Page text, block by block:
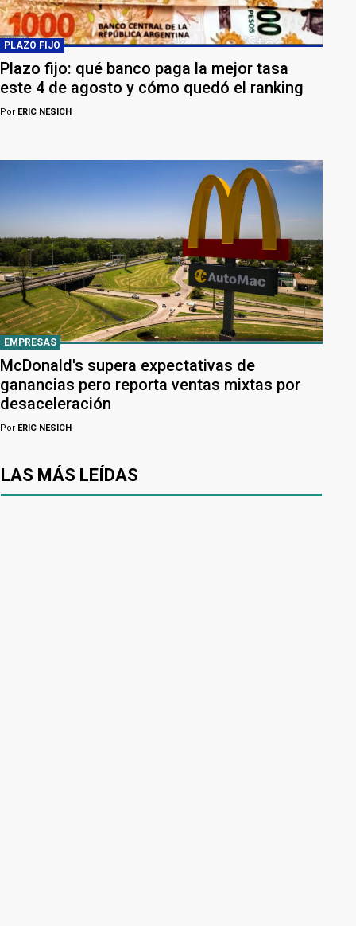
PLAZO FIJO
Plazo fijo: qué banco paga la mejor tasa
este 4 de agosto y cómo quedó el ranking
Por ERIC NESICH
EMPRESAS
McDonald's supera expectativas de
ganancias pero reporta ventas mixtas por
desaceleración
Por ERIC NESICH
LAS MÁS LEÍDAS